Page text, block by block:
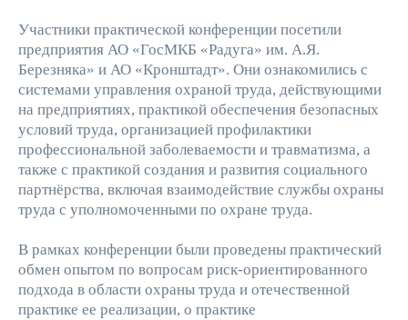
Участники практической конференции посетили
предприятия АО «ГосМКБ «Радуга» им. А.Я.
Березняка» и АО «Кронштадт». Они ознакомились с
системами управления охраной труда, действующими
на предприятиях, практикой обеспечения безопасных
условий труда, организацией профилактики
профессиональной заболеваемости и травматизма, а
также с практикой создания и развития социального
партнёрства, включая взаимодействие службы охраны
труда с уполномоченными по охране труда.
В рамках конференции были проведены практический
обмен опытом по вопросам риск-ориентированного
подхода в области охраны труда и отечественной
практике ее реализации, о практике